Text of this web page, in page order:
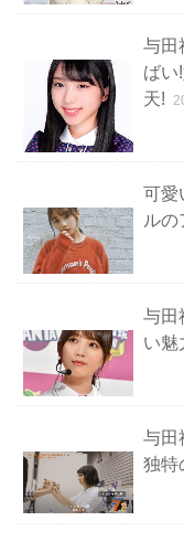
与田
ばい
天!
可愛
ルの
与田
い魅
与田
独特